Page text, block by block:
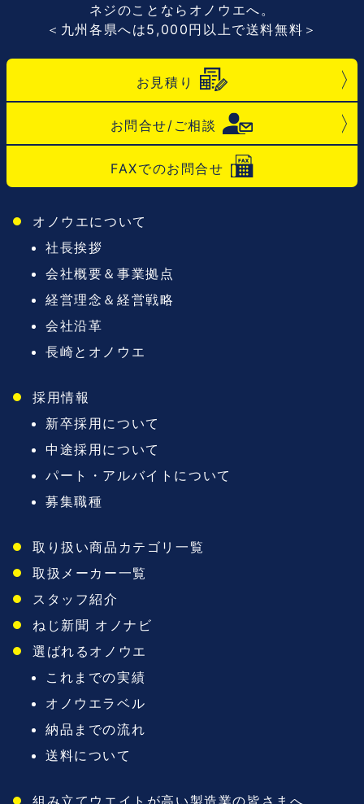
ネジのことならオノウエへ。
＜九州各県へは5,000円以上で送料無料＞
お見積り
お問合せ/ご相談
FAXでのお問合せ
オノウエについて
社長挨拶
会社概要＆事業拠点
経営理念＆経営戦略
会社沿革
長崎とオノウエ
採用情報
新卒採用について
中途採用について
パート・アルバイトについて
募集職種
取り扱い商品カテゴリ一覧
取扱メーカー一覧
スタッフ紹介
ねじ新聞 オノナビ
選ばれるオノウエ
これまでの実績
オノウエラベル
納品までの流れ
送料について